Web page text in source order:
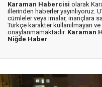
Karaman Habercisi olarak
illerinden haberler yayınlıyoruz.
cümleler veya imalar, inançlara
Türkçe karakter kullanılmayan
onaylanmamaktadır. Karaman
Niğde Haber